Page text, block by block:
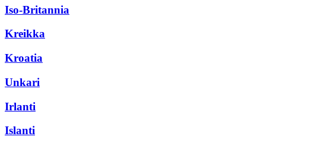
Iso-Britannia
Kreikka
Kroatia
Unkari
Irlanti
Islanti